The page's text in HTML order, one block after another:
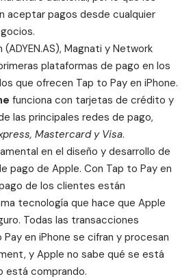
aceptar pagos desde cualquier
(ADYEN.AS), Magnati y Network
plataformas de pago en los
que ofrecen Tap to Pay en iPhone.
funciona con tarjetas de crédito y
las principales redes de pago,
Mastercard y Visa.
en el diseño y desarrollo de
pago de Apple. Con Tap to Pay en
de los clientes están
tecnología que hace que Apple
Todas las transacciones
en iPhone se cifran y procesan
y Apple no sabe qué se está
está comprando.